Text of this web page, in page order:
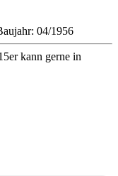
04/1956
kann gerne in